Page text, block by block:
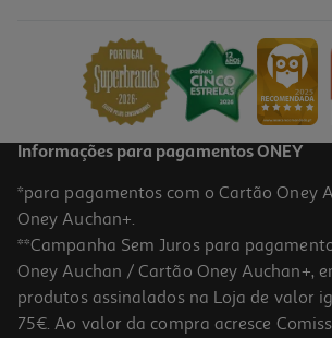
Informações para pagamentos ONEY
*para pagamentos com o Cartão Oney
Oney Auchan+.
**Campanha Sem Juros para
Oney Auchan / Cartão Oney Auchan+,
produtos assinalados na Loja de valor
75€. Ao valor da compra acresce